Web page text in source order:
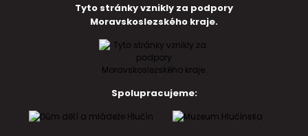
Tyto stránky vznikly za podpory
Moravskoslezského kraje.
Spolupracujeme: